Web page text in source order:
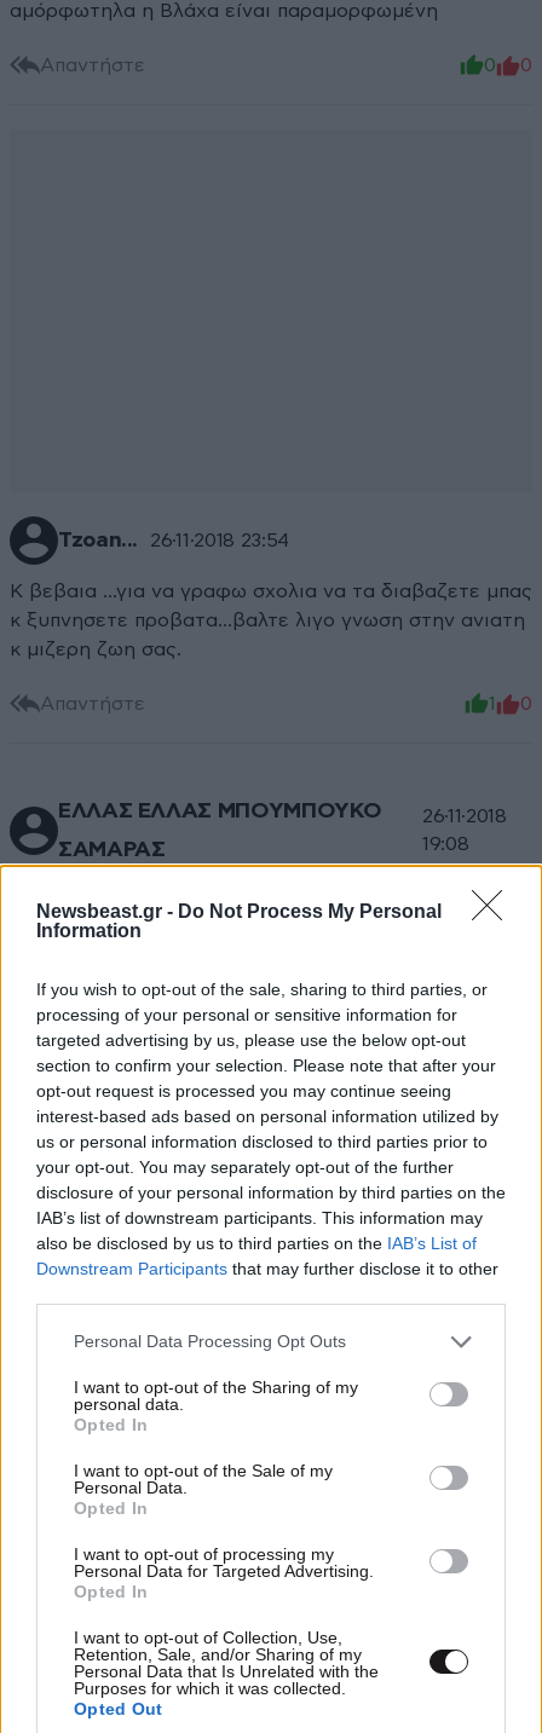
Newsbeast.gr - Do Not Process My Personal
Information
If you wish to opt-out of the sale, sharing to third parties, or
processing of your personal or sensitive information for
targeted advertising by us, please use the below opt-out
section to confirm your selection. Please note that after your
opt-out request is processed you may continue seeing
interest-based ads based on personal information utilized by
us or personal information disclosed to third parties prior to
your opt-out. You may separately opt-out of the further
disclosure of your personal information by third parties on the
IAB’s list of downstream participants. This information may
also be disclosed by us to third parties on the IAB’s List of
Downstream Participants that may further disclose it to other
Please note that this website/app uses one or more Google
not limited to your visit or usage behaviour. You may click to
grant or deny consent to Google and its third-party tags to
use your data for below specified purposes in below Google
consent section.
Personal Data Processing Opt Outs
I want to opt-out of the Sharing of my
personal data.
Opted In
I want to opt-out of the Sale of my
Personal Data.
Opted In
I want to opt-out of processing my
Personal Data for Targeted Advertising.
Opted In
I want to opt-out of Collection, Use,
Retention, Sale, and/or Sharing of my
Personal Data that Is Unrelated with the
Purposes for which it was collected.
Opted Out
αμόρφωτηλα η Βλάχα είναι παραμορφωμένη
Απαντήστε 0 0
Tzoan... 26·11·2018 23:54
Κ βεβαια ...για να γραφω σχολια να τα διαβαζετε μπας
κ ξυπνησετε προβατα...βαλτε λιγο γνωση στην ανιατη
κ μιζερη ζωη σας.
Απαντήστε 1 0
ΕΛΛΑΣ ΕΛΛΑΣ ΜΠΟΥΜΠΟΥΚΟ
ΣΑΜΑΡΑΣ
26·11·2018
19:08
σκορδοκαήλα;;;;;;;
Απαντήστε
fashion blogger. 26·11·2018 18:02
ενω η εκπομπη της σκορδα ειναι μεγάλου επιπέδου
Απαντήστε 3
Tzoan.. 26·11·2018 16:45
να σου.γενικως στην τβ ειναι ολα σαπια.δεν βλεπεται
τιποτα.ευτυχως που υπαρχουν τα συνδρομητικα κ
ανθρωπο να μιλαει μπας κ ξεστραβωθουμε
Z66
Τα αρθρα ομως για τα νεα της σαπιας τβ μια
χαρα τα διαβαζεις-σχολιαζεις βλεπω.